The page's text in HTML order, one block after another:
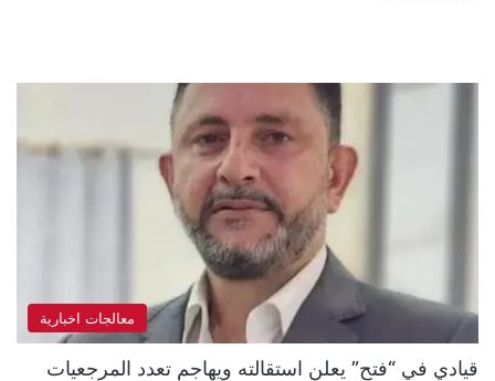
معالجات اخبارية
قيادي في “فتح” يعلن استقالته ويهاجم تعدد المرجعيات